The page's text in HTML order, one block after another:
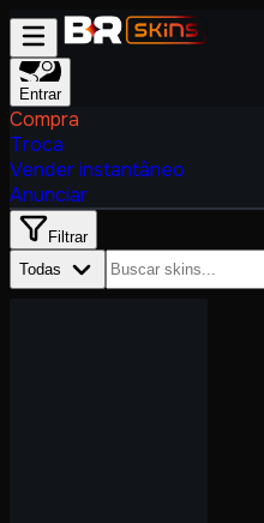
Entrar
Compra
Troca
Vender instantâneo
Anunciar
Filtrar
Todas